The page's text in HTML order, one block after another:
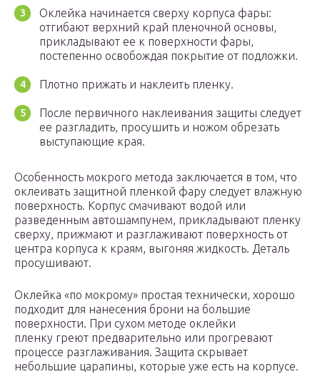
Оклейка начинается сверху корпуса фары:
отгибают верхний край пленочной основы,
прикладывают ее к поверхности фары,
постепенно освобождая покрытие от подложки.
Плотно прижать и наклеить пленку.
После первичного наклеивания защиты следует
ее разгладить, просушить и ножом обрезать
выступающие края.
Особенность мокрого метода заключается в том, что
оклеивать защитной пленкой фару следует влажную
поверхность. Корпус смачивают водой или
разведенным автошампунем, прикладывают пленку
сверху, прижмают и разглаживают поверхность от
центра корпуса к краям, выгоняя жидкость. Деталь
просушивают.
Оклейка «по мокрому» простая технически, хорошо
подходит для нанесения брони на большие
поверхности. При сухом методе оклейки
пленку греют предварительно или прогревают
процессе разглаживания. Защита скрывает
небольшие царапины, которые уже есть на корпусе.